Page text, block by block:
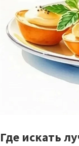
Где искать